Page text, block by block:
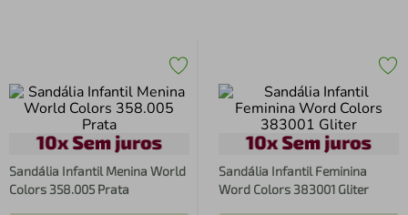
Sandália Infantil Menina World
Colors 358.005 Prata
Sandália Infantil Feminina
Word Colors 383001 Gliter